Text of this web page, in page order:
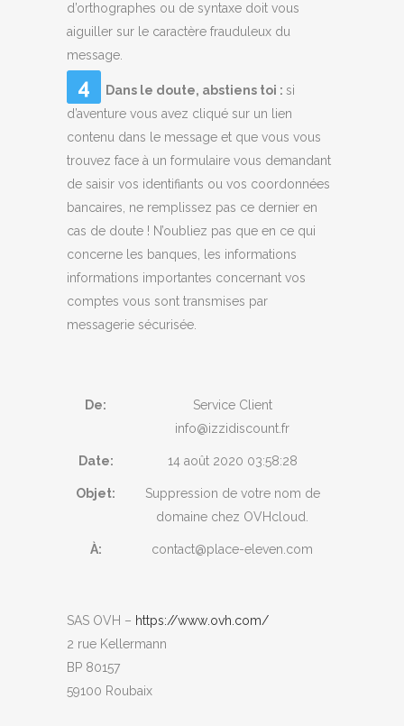
d’orthographes ou de syntaxe doit vous
aiguiller sur le caractère frauduleux du
message.
Dans le doute, abstiens toi : si
d’aventure vous avez cliqué sur un lien
contenu dans le message et que vous vous
trouvez face à un formulaire vous demandant
de saisir vos identifiants ou vos coordonnées
bancaires, ne remplissez pas ce dernier en
cas de doute ! N’oubliez pas que en ce qui
concerne les banques, les informations
informations importantes concernant vos
comptes vous sont transmises par
messagerie sécurisée.
De:
Service Client
info@izzidiscount.fr
Date: 14 août 2020 03:58:28
Objet:
Suppression de votre nom de
domaine chez OV­Hcloud.
À: contact@place-eleven.com
SAS OV‪‫‮‭H – https://www ​​​​.o​​​​​vh .com/
2 rue Kell​​​​ermann
BP 80157
59100 Roubaix